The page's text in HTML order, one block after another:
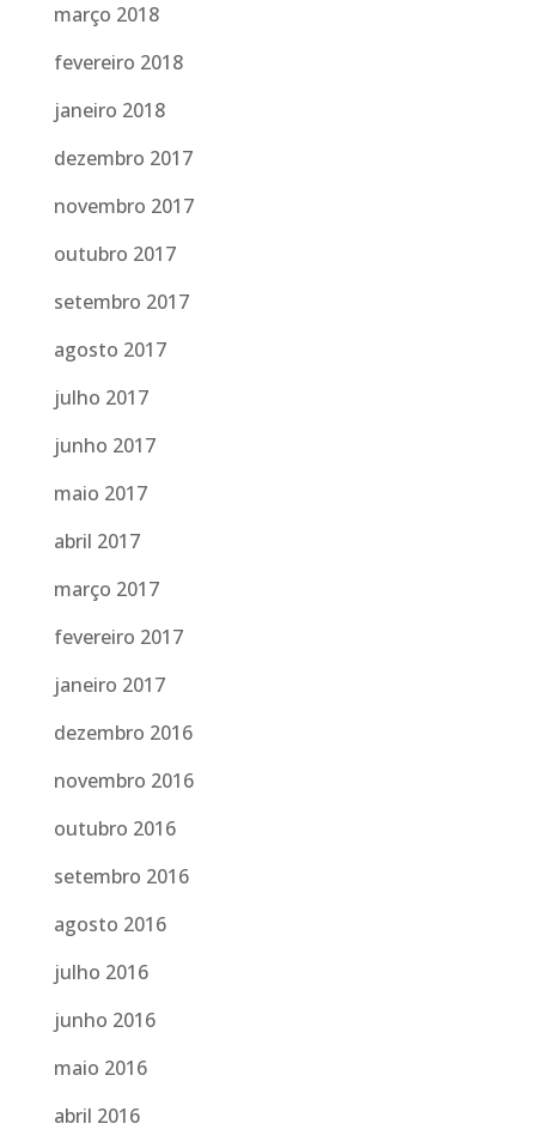
março 2018
fevereiro 2018
janeiro 2018
dezembro 2017
novembro 2017
outubro 2017
setembro 2017
agosto 2017
julho 2017
junho 2017
maio 2017
abril 2017
março 2017
fevereiro 2017
janeiro 2017
dezembro 2016
novembro 2016
outubro 2016
setembro 2016
agosto 2016
julho 2016
junho 2016
maio 2016
abril 2016